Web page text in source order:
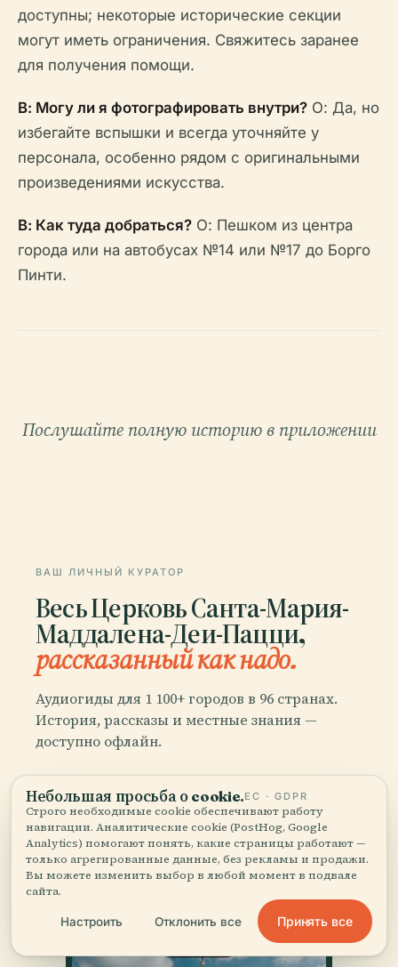
доступны; некоторые исторические секции
могут иметь ограничения. Свяжитесь заранее
для получения помощи.
В: Могу ли я фотографировать внутри? О: Да, но
избегайте вспышки и всегда уточняйте у
персонала, особенно рядом с оригинальными
произведениями искусства.
В: Как туда добраться? О: Пешком из центра
города или на автобусах №14 или №17 до Борго
Пинти.
Послушайте полную историю в приложении
ВАШ ЛИЧНЫЙ КУРАТОР
Весь Церковь Санта-Мария-
Маддалена-Деи-Пацци,
рассказанный как надо.
Аудиогиды для 1 100+ городов в 96 странах.
История, рассказы и местные знания —
доступно офлайн.
Скачать приложение
Присоединяйтесь к 50 000+
путешественников
Небольшая просьба о cookie.ЕС · GDPR
Строго необходимые cookie обеспечивают работу
навигации. Аналитические cookie (PostHog, Google
Analytics) помогают понять, какие страницы работают —
только агрегированные данные, без рекламы и продажи.
Вы можете изменить выбор в любой момент в подвале
сайта.
Настроить Отклонить все Принять все